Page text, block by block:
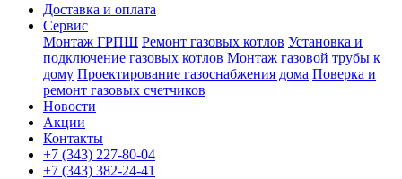
Доставка и оплата
Сервис
Монтаж ГРПШ Ремонт газовых котлов Установка и
подключение газовых котлов Монтаж газовой трубы к
дому Проектирование газоснабжения дома Поверка и
ремонт газовых счетчиков
Новости
Акции
Контакты
+7 (343) 227-80-04
+7 (343) 382-24-41